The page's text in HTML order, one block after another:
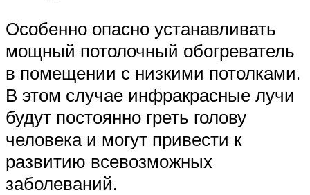
Особенно опасно устанавливать
мощный потолочный обогреватель
в помещении с низкими потолками.
В этом случае инфракрасные лучи
будут постоянно греть голову
человека и могут привести к
развитию всевозможных
заболеваний.